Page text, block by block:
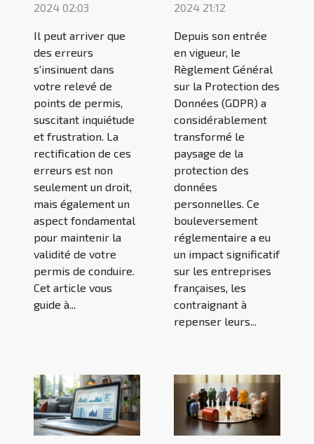
2024 02:03
Il peut arriver que
des erreurs
s'insinuent dans
votre relevé de
points de permis,
suscitant inquiétude
et frustration. La
rectification de ces
erreurs est non
seulement un droit,
mais également un
aspect fondamental
pour maintenir la
validité de votre
permis de conduire.
Cet article vous
guide à...
2024 21:12
Depuis son entrée
en vigueur, le
Règlement Général
sur la Protection des
Données (GDPR) a
considérablement
transformé le
paysage de la
protection des
données
personnelles. Ce
bouleversement
réglementaire a eu
un impact significatif
sur les entreprises
françaises, les
contraignant à
repenser leurs...